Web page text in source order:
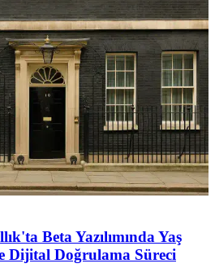
Beta Yazılımında Yaş
Dijital Doğrulama Süreci